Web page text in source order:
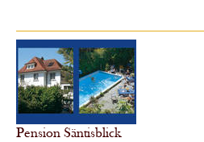
Pension Säntisblick